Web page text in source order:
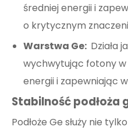
średniej energii i
o krytycznym
Warstwa Ge: Działa
wychwytując fotony w
energii i zapewniając
Stabilność podłoża
Podłoże Ge służy nie